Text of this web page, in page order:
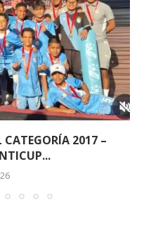
CATEGORÍA 2017 –